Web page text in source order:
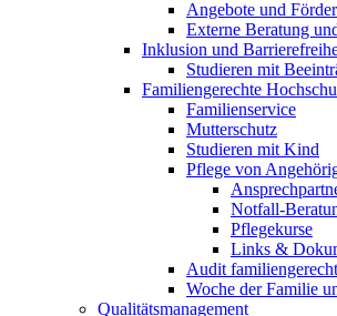
Angebote und
Externe Beratung
Inklusion und
Studieren mit
Familiengerechte
Familienservice
Mutterschutz
Studieren mit Kind
Pflege von
Notfall-
Pflegekurse
Links &
Audit
Woche der Familie
Qualitätsmanagement